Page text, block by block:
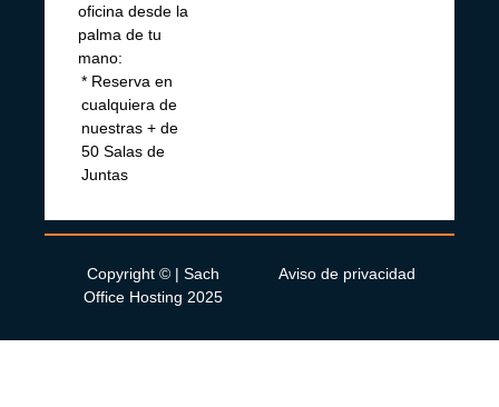
oficina desde la
palma de tu
mano:
* Reserva en
cualquiera de
nuestras + de
50 Salas de
Juntas
Copyright © | Sach
Office Hosting 2025
Aviso de privacidad